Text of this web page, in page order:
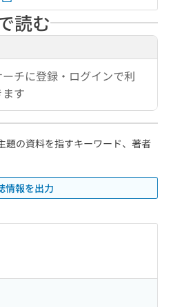
読む
チに登録・ログインで利
す
題の資料を指すキーワード、著者
情報を出力